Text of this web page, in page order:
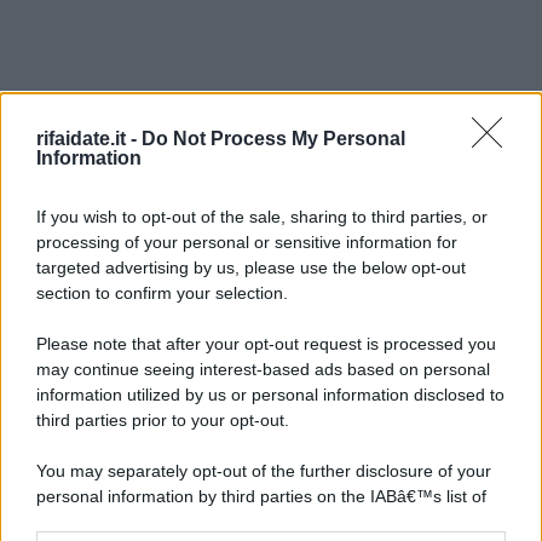
rifaidate.it - Do Not Process My Personal
Information
If you wish to opt-out of the sale, sharing to third parties, or
processing of your personal or sensitive information for
targeted advertising by us, please use the below opt-out
section to confirm your selection.
Please note that after your opt-out request is processed you
may continue seeing interest-based ads based on personal
information utilized by us or personal information disclosed to
third parties prior to your opt-out.
You may separately opt-out of the further disclosure of your
personal information by third parties on the IABâ€™s list of